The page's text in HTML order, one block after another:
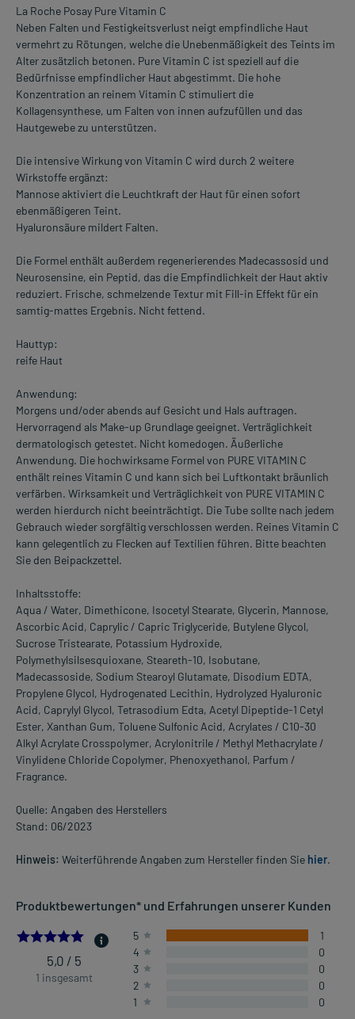
La Roche Posay Pure Vitamin C
Neben Falten und Festigkeitsverlust neigt empfindliche Haut
vermehrt zu Rötungen, welche die Unebenmäßigkeit des Teints im
Alter zusätzlich betonen. Pure Vitamin C ist speziell auf die
Bedürfnisse empfindlicher Haut abgestimmt. Die hohe
Konzentration an reinem Vitamin C stimuliert die
Kollagensynthese, um Falten von innen aufzufüllen und das
Hautgewebe zu unterstützen.
Die intensive Wirkung von Vitamin C wird durch 2 weitere
Wirkstoffe ergänzt:
Mannose aktiviert die Leuchtkraft der Haut für einen sofort
ebenmäßigeren Teint.
Hyaluronsäure mildert Falten.
Die Formel enthält außerdem regenerierendes Madecassosid und
Neurosensine, ein Peptid, das die Empfindlichkeit der Haut aktiv
reduziert. Frische, schmelzende Textur mit Fill-in Effekt für ein
samtig-mattes Ergebnis. Nicht fettend.
Hauttyp:
reife Haut
Anwendung:
Morgens und/oder abends auf Gesicht und Hals auftragen.
Hervorragend als Make-up Grundlage geeignet. Verträglichkeit
dermatologisch getestet. Nicht komedogen. Äußerliche
Anwendung. Die hochwirksame Formel von PURE VITAMIN C
enthält reines Vitamin C und kann sich bei Luftkontakt bräunlich
verfärben. Wirksamkeit und Verträglichkeit von PURE VITAMIN C
werden hierdurch nicht beeinträchtigt. Die Tube sollte nach jedem
Gebrauch wieder sorgfältig verschlossen werden. Reines Vitamin C
kann gelegentlich zu Flecken auf Textilien führen. Bitte beachten
Sie den Beipackzettel.
Inhaltsstoffe:
Aqua / Water, Dimethicone, Isocetyl Stearate, Glycerin, Mannose,
Ascorbic Acid, Caprylic / Capric Triglyceride, Butylene Glycol,
Sucrose Tristearate, Potassium Hydroxide,
Polymethylsilsesquioxane, Steareth-10, Isobutane,
Madecassoside, Sodium Stearoyl Glutamate, Disodium EDTA,
Propylene Glycol, Hydrogenated Lecithin, Hydrolyzed Hyaluronic
Acid, Caprylyl Glycol, Tetrasodium Edta, Acetyl Dipeptide-1 Cetyl
Ester, Xanthan Gum, Toluene Sulfonic Acid, Acrylates / C10-30
Alkyl Acrylate Crosspolymer, Acrylonitrile / Methyl Methacrylate /
Vinylidene Chloride Copolymer, Phenoxyethanol, Parfum /
Fragrance.
Quelle: Angaben des Herstellers
Stand: 06/2023
Hinweis: Weiterführende Angaben zum Hersteller finden Sie hier.
Produktbewertungen* und Erfahrungen unserer Kunden
5.0
5,0 / 5
1 insgesamt
5
1
4
0
3
0
2
0
1
0